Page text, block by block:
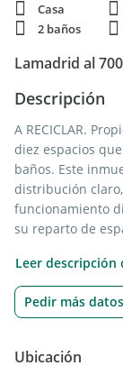
Casa
2 baños
Lamadrid al 700
Descripción
A RECICLAR.
diez espacios
baños. Este
distribución
funcionamiento
su reparto de
carácter formal
propiedad, que a
configuración
esta pieza como
adecuación que
Leer descripción
Pedir más
Ubicación